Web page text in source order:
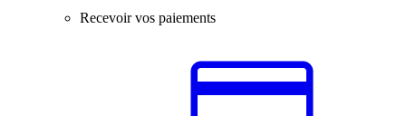
Recevoir vos paiements